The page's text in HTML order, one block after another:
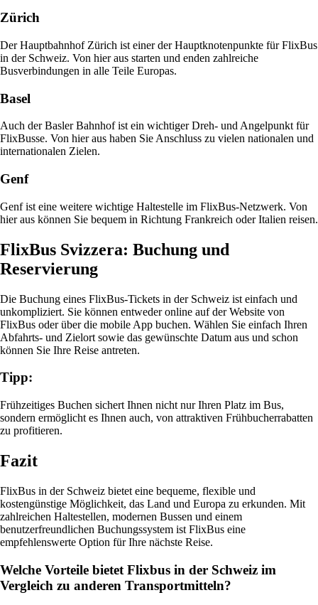
Zürich
Der Hauptbahnhof Zürich ist einer der Hauptknotenpunkte für FlixBus
in der Schweiz. Von hier aus starten und enden zahlreiche
Busverbindungen in alle Teile Europas.
Basel
Auch der Basler Bahnhof ist ein wichtiger Dreh- und Angelpunkt für
FlixBusse. Von hier aus haben Sie Anschluss zu vielen nationalen und
internationalen Zielen.
Genf
Genf ist eine weitere wichtige Haltestelle im FlixBus-Netzwerk. Von
hier aus können Sie bequem in Richtung Frankreich oder Italien reisen.
FlixBus Svizzera: Buchung und
Reservierung
Die Buchung eines FlixBus-Tickets in der Schweiz ist einfach und
unkompliziert. Sie können entweder online auf der Website von
FlixBus oder über die mobile App buchen. Wählen Sie einfach Ihren
Abfahrts- und Zielort sowie das gewünschte Datum aus und schon
können Sie Ihre Reise antreten.
Tipp:
Frühzeitiges Buchen sichert Ihnen nicht nur Ihren Platz im Bus,
sondern ermöglicht es Ihnen auch, von attraktiven Frühbucherrabatten
zu profitieren.
Fazit
FlixBus in der Schweiz bietet eine bequeme, flexible und
kostengünstige Möglichkeit, das Land und Europa zu erkunden. Mit
zahlreichen Haltestellen, modernen Bussen und einem
benutzerfreundlichen Buchungssystem ist FlixBus eine
empfehlenswerte Option für Ihre nächste Reise.
Welche Vorteile bietet Flixbus in der Schweiz im
Vergleich zu anderen Transportmitteln?